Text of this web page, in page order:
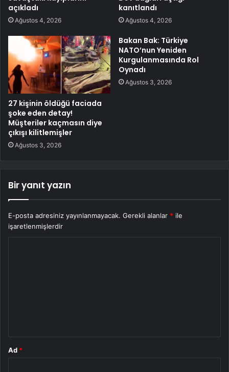
açıkladı
Ağustos 4, 2026
kanıtlandı
Ağustos 4, 2026
27 kişinin öldüğü faciada
şoke eden detay!
Müşteriler kaçmasın diye
çıkışı kilitlemişler
Ağustos 3, 2026
Bakan Bak: Türkiye
NATO’nun Yeniden
Kurgulanmasında Rol
Oynadı
Ağustos 3, 2026
Bir yanıt yazın
E-posta adresiniz yayınlanmayacak. Gerekli alanlar * ile
işaretlenmişlerdir
Ad *